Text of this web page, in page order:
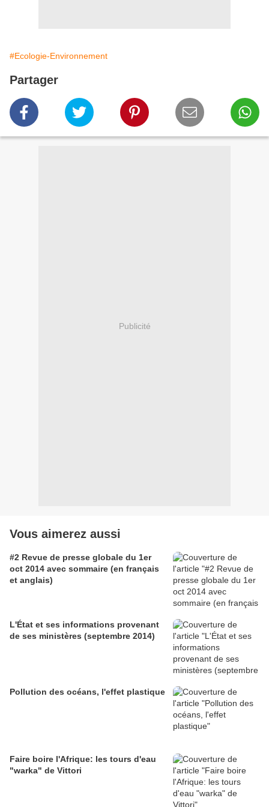
#Ecologie-Environnement
Partager
Publicité
Vous aimerez aussi
#2 Revue de presse globale du 1er
oct 2014 avec sommaire (en français
et anglais)
L'État et ses informations provenant
de ses ministères (septembre 2014)
Pollution des océans, l'effet plastique
Faire boire l'Afrique: les tours d'eau
"warka" de Vittori